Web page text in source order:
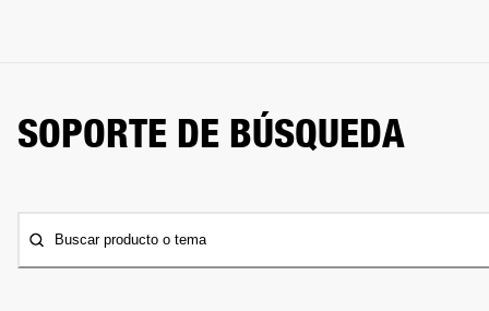
SOPORTE DE BÚSQUEDA
Buscar producto o tema